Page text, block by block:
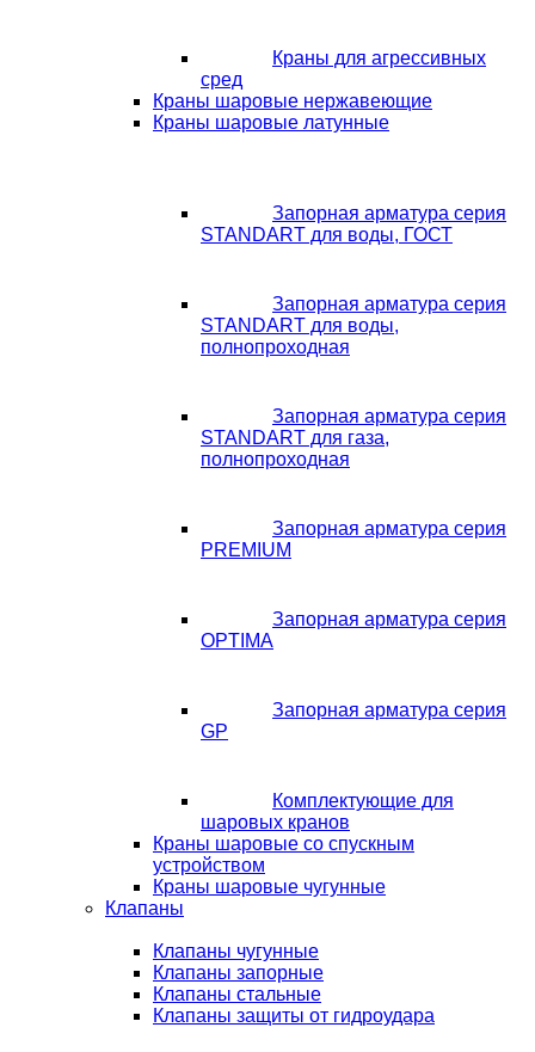
Краны для агрессивных
сред
Краны шаровые нержавеющие
Краны шаровые латунные
Запорная арматура серия
STANDART для воды, ГОСТ
Запорная арматура серия
STANDART для воды,
полнопроходная
Запорная арматура серия
STANDART для газа,
полнопроходная
Запорная арматура серия
PREMIUM
Запорная арматура серия
OPTIMA
Запорная арматура серия
GP
Комплектующие для
шаровых кранов
Краны шаровые со спускным
устройством
Краны шаровые чугунные
Клапаны
Клапаны чугунные
Клапаны запорные
Клапаны стальные
Клапаны защиты от гидроудара